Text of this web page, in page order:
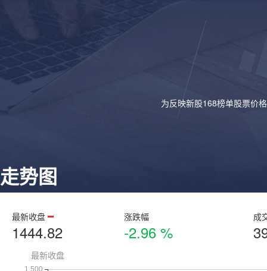
为反映新股168榜单股票价
走势图
最新收盘
1444.82
涨跌幅
-2.96 %
成